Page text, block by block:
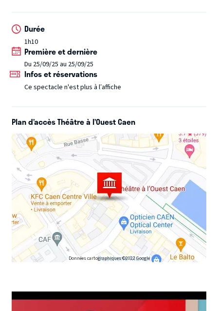
Durée
1h10
Première et dernière
Du 25/09/25 au 25/09/25
Infos et réservations
Ce spectacle n'est plus à l’affiche
Plan d’accès Théâtre à l’Ouest Caen
Données cartographiques ©2022 Google